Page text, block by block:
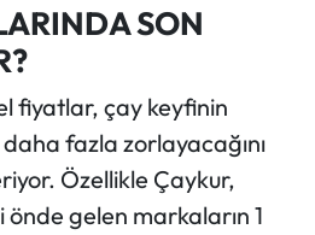
SON
fiyatlar, çay keyfinin
fazla zorlayacağını
Özellikle Çaykur,
gelen markaların 1